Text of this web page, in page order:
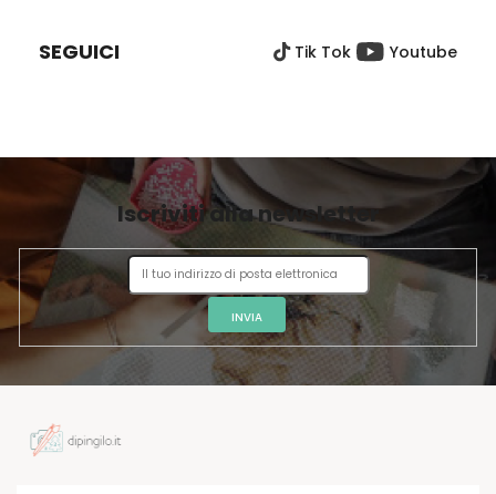
G
I
SEGUICI Tik Tok Youtube
Iscriviti alla newsletter
INVIA